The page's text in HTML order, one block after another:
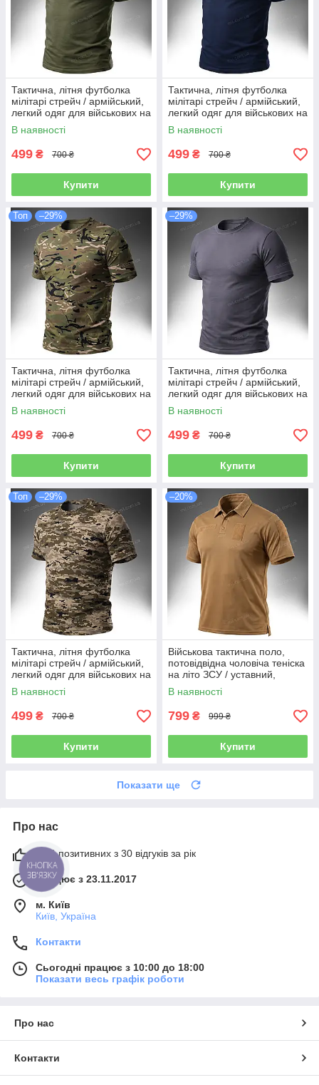
Тактична, літня футболка
мілітарі стрейч / армійський,
легкий одяг для військових на
літо T-Shirt ARES Stretch 4-W
(olive)
В наявності
499 ₴ 700 ₴
Купити
Тактична, літня футболка
мілітарі стрейч / армійський,
легкий одяг для військових на
літо T-Shirt ARES Stretch 4-W
(navy blue)
В наявності
499 ₴ 700 ₴
Купити
Топ –29%
Тактична, літня футболка
мілітарі стрейч / армійський,
легкий одяг для військових на
літо T-Shirt ARES Stretch 4-W
(MTP multicam)
В наявності
499 ₴ 700 ₴
Купити
–29%
Тактична, літня футболка
мілітарі стрейч / армійський,
легкий одяг для військових на
літо T-Shirt ARES Stretch 4-W
(shadow grey)
В наявності
499 ₴ 700 ₴
Купити
Топ –29%
Тактична, літня футболка
мілітарі стрейч / армійський,
легкий одяг для військових на
літо T-Shirt ARES Stretch 4-W
(MM14 pixel)
В наявності
499 ₴ 700 ₴
Купити
–20%
Військова тактична поло,
потовідвідна чоловіча теніска
на літо ЗСУ / уставний,
армійський літній одяг
FALCON CoolPass (coyote)
В наявності
799 ₴ 999 ₴
Купити
Показати ще
Про нас
93% позитивних з 30 відгуків за рік
Працює з 23.11.2017
м. Київ
Київ, Україна
Контакти
Сьогодні працює з 10:00 до 18:00
Показати весь графік роботи
Про нас
Контакти
КНОПКА
ЗВ'ЯЗКУ